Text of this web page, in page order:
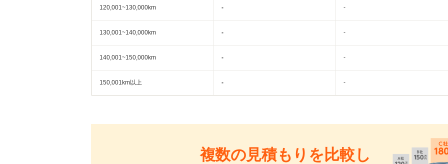
120,001~130,000km - -
130,001~140,000km - -
140,001~150,000km - -
150,001km以上 - -
複数の見積もりを比較し